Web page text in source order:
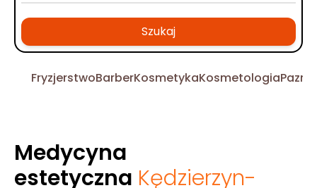
Szukaj
FryzjerstwoBarberKosmetykaKosmetologia
Medycyna
estetyczna Kędzierzyn-